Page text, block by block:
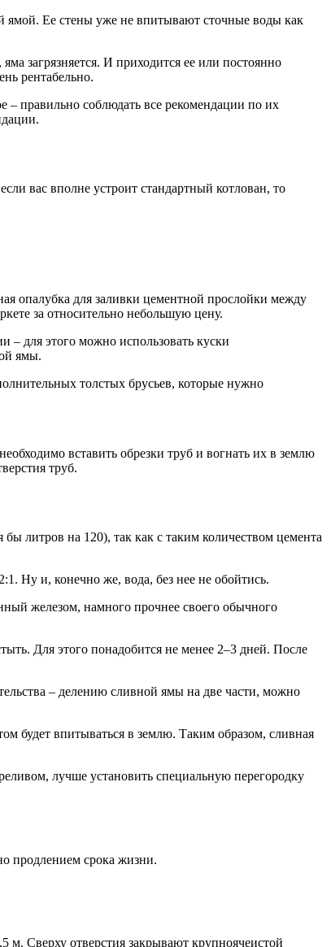
ямой. Ее стены уже не впитывают сточные воды как
загрязняется. И приходится ее или постоянно
рентабельно.
– правильно соблюдать все рекомендации по их
вас вполне устроит стандартный котлован, то
опалубка для заливки цементной прослойки между
за относительно небольшую цену.
– для этого можно использовать куски
ямы.
толстых брусьев, которые нужно
вставить обрезки труб и вогнать их в землю
труб.
литров на 120), так как с таким количеством цемента
Ну и, конечно же, вода, без нее не обойтись.
железом, намного прочнее своего обычного
Для этого понадобится не менее 2–3 дней. После
– делению сливной ямы на две части, можно
будет впитываться в землю. Таким образом, сливная
лучше установить специальную перегородку
продлением срока жизни.
Сверху отверстия закрывают крупноячеистой